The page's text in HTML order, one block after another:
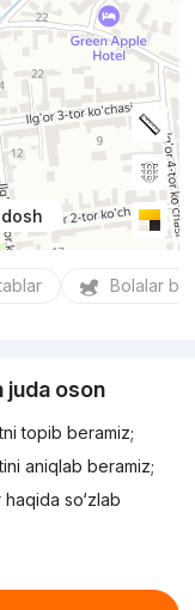
Bolalar
oson
topib beramiz;
aniqlab beramiz;
so‘zlab